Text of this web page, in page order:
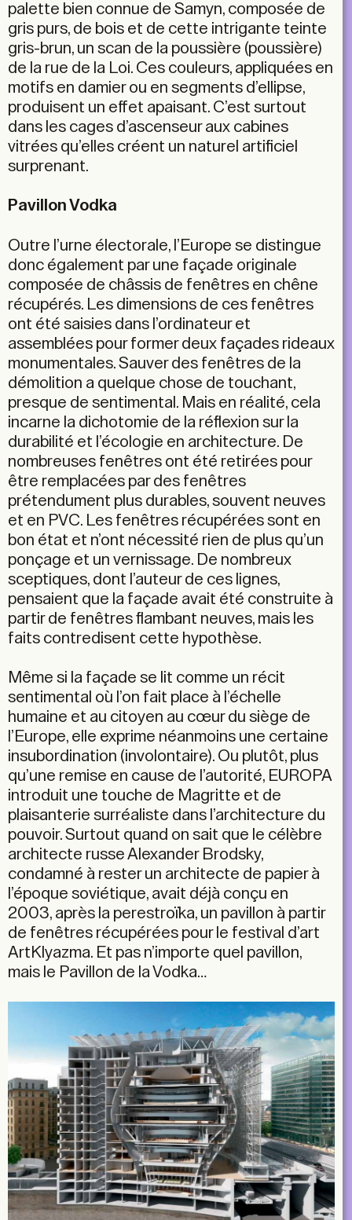
palette bien connue de Samyn, composée de
gris purs, de bois et de cette intrigante teinte
gris-brun, un scan de la poussière (poussière)
de la rue de la Loi. Ces couleurs, appliquées en
motifs en damier ou en segments d’ellipse,
produisent un effet apaisant. C’est surtout
dans les cages d’ascenseur aux cabines
vitrées qu’elles créent un naturel artificiel
surprenant.
Pavillon Vodka
Outre l’urne électorale, l’Europe se distingue
donc également par une façade originale
composée de châssis de fenêtres en chêne
récupérés. Les dimensions de ces fenêtres
ont été saisies dans l’ordinateur et
assemblées pour former deux façades rideaux
monumentales. Sauver des fenêtres de la
démolition a quelque chose de touchant,
presque de sentimental. Mais en réalité, cela
incarne la dichotomie de la réflexion sur la
durabilité et l’écologie en architecture. De
nombreuses fenêtres ont été retirées pour
être remplacées par des fenêtres
prétendument plus durables, souvent neuves
et en PVC. Les fenêtres récupérées sont en
bon état et n’ont nécessité rien de plus qu’un
ponçage et un vernissage. De nombreux
sceptiques, dont l’auteur de ces lignes,
pensaient que la façade avait été construite à
partir de fenêtres flambant neuves, mais les
faits contredisent cette hypothèse.
Même si la façade se lit comme un récit
sentimental où l’on fait place à l’échelle
humaine et au citoyen au cœur du siège de
l’Europe, elle exprime néanmoins une certaine
insubordination (involontaire). Ou plutôt, plus
qu’une remise en cause de l’autorité, EUROPA
introduit une touche de Magritte et de
plaisanterie surréaliste dans l’architecture du
pouvoir. Surtout quand on sait que le célèbre
architecte russe Alexander Brodsky,
condamné à rester un architecte de papier à
l’époque soviétique, avait déjà conçu en
2003, après la perestroïka, un pavillon à partir
de fenêtres récupérées pour le festival d’art
ArtKlyazma. Et pas n’importe quel pavillon,
mais le Pavillon de la Vodka…